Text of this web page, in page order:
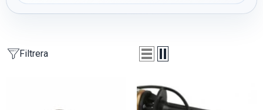
Filtrera